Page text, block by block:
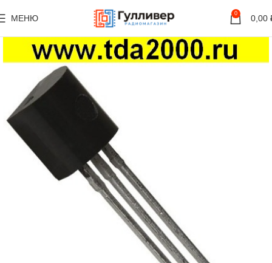
МЕНЮ 0 0,00